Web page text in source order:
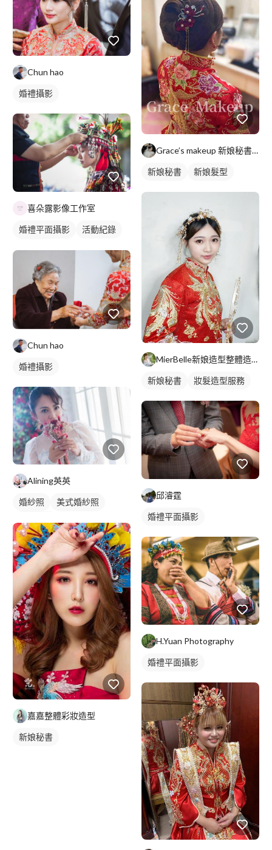
Chun hao
婚禮攝影
喜朵露影像工作室
婚禮平面攝影
活動紀錄
Chun hao
婚禮攝影
Alining英英
婚紗照
美式婚紗照
嘉嘉整體彩妝造型
新娘秘書
Grace’s makeup 新娘秘書/彩妝師/造型師
新娘秘書 新娘髮型
MierBelle新娘造型整體造型工作室
新娘秘書 妝髮造型服務
邱濬霆
婚禮平面攝影
H.Yuan Photography
婚禮平面攝影